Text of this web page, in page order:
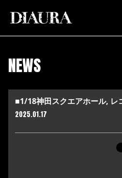
NEWS
■1/18神田スクエアホール, レ
2025.01.17